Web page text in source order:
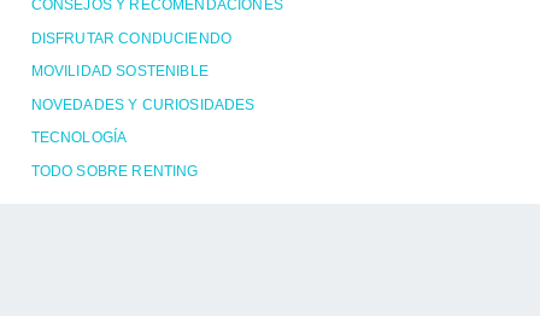
CONSEJOS Y RECOMENDACIONES
DISFRUTAR CONDUCIENDO
MOVILIDAD SOSTENIBLE
NOVEDADES Y CURIOSIDADES
TECNOLOGÍA
TODO SOBRE RENTING